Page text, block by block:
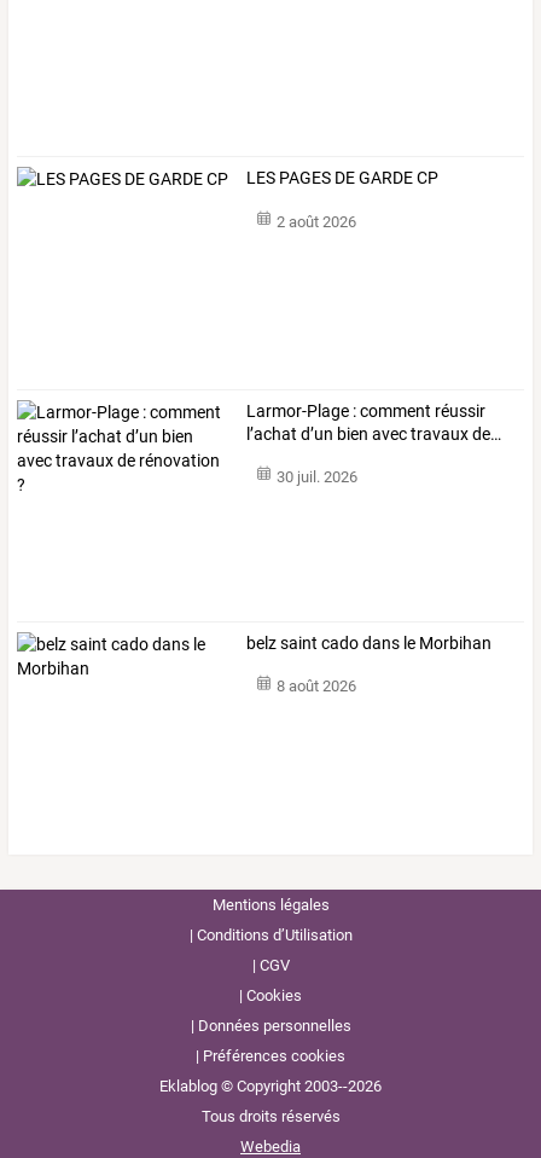
LES PAGES DE GARDE CP
2 août 2026
Larmor-Plage :comment réussir
l’achat d’un bien avectravauxde…
30 juil. 2026
belz saint cado dans le Morbihan
8 août 2026
Mentions légales
Conditions d’Utilisation
CGV
Cookies
Données personnelles
Préférences cookies
Eklablog © Copyright 2003--2026
Tous droits réservés
Webedia